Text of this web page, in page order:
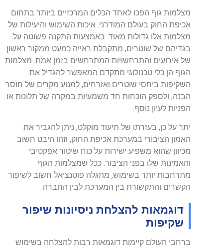
מצלמות גוף הפכו לאחד הכלים המרכזיים ביותר בתחום
אכיפת החוק בעולם המודרני. איכות השימוש והיעילות של
מצלמות אלו גדולות מאוד. באמצעות התקנה פשוטה על
בגדיהם של שוטרים, מתקבלת ראייה כמעט ממקור ראשון
של אירועים והתרחשויות המתרחשים בזמן אמת. מצלמות
הגוף הן כלי טכנולוגי מתקדם המאפשר להגדיל את
השקיפות ביחסי שוטרים ואזרחים, למנוע מקרים של חוסר
הבנה, ולספק הוכחות חד משמעיות במקרה של תלונות או
הפניות לעיון נוסף.
יתר על כן, בעזרתו של תיעוד מוקלט, ניתן להגביר את
האמון הציבורי במערכת אכיפת החוק, וזהו היבט חשוב
מכיוון שהוא משפיע ישירות על כוח שיטור אפקטיבי
והאמינות שלו בפני הציבור. ככל שמצלמות הגוף
מתרחבות יותר בשימוש, מתגלה פוטנציאל חשוב לשיפור
הקשרים והתקשורת בין המערכת לבין החברה.
דוגמאות להצלחת ניסיונות שיפור
שקיפות
ברחבי העולם קיימות דוגמאות רבות להצלחה בשימוש